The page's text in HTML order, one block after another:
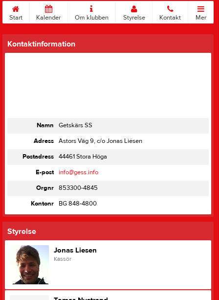
Start Kalender Om klubben Styrelse Kontakt Mer
Kontaktinformation
Namn
Getskärs SS
Adress
Astors Väg 9, c/o Jonas Liésen
Postadress
44461 Stora Höga
E-post
info@gess.info
Orgnr
853300-4845
Kontonr
BG 848-4800
Styrelse
Jonas Liesen
Kassör